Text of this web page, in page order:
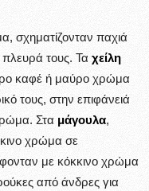
σχηματίζονταν παχιά
πλευρά τους. Τα χείλη
καφέ ή μαύρο χρώμα
τους, στην επιφάνειά
Στα μάγουλα,
χρώμα σε
με κόκκινο χρώμα
από άνδρες για